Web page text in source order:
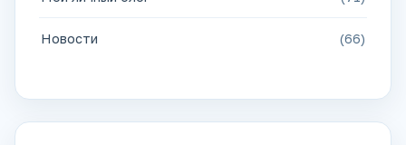
Новости (66)